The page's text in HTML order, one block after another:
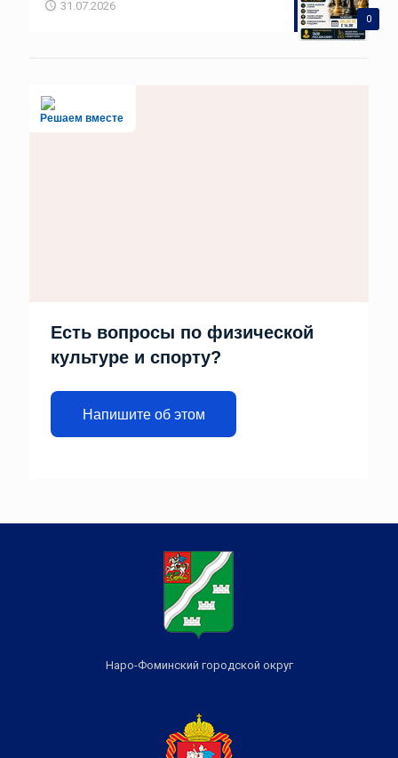
0
31.07.2026
Решаем вместе
Есть вопросы по физической
культуре и спорту?
Напишите об этом
Наро-Фоминский городской округ